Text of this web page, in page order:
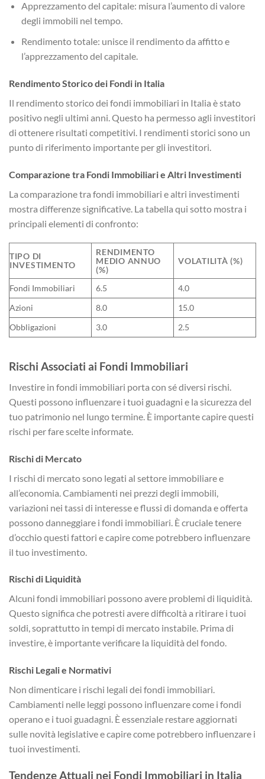
Apprezzamento del capitale: misura l’aumento di valore
degli immobili nel tempo.
Rendimento totale: unisce il rendimento da affitto e
l’apprezzamento del capitale.
Rendimento Storico dei Fondi in Italia
Il rendimento storico dei fondi immobiliari in Italia è stato
positivo negli ultimi anni. Questo ha permesso agli investitori
di ottenere risultati competitivi. I rendimenti storici sono un
punto di riferimento importante per gli investitori.
Comparazione tra Fondi Immobiliari e Altri Investimenti
La comparazione tra fondi immobiliari e altri investimenti
mostra differenze significative. La tabella qui sotto mostra i
principali elementi di confronto:
TIPO DI
INVESTIMENTO
RENDIMENTO
MEDIO ANNUO
(%)
VOLATILITÀ (%)
Fondi Immobiliari 6.5
4.0
Azioni
8.0
15.0
Obbligazioni
3.0 2.5
Rischi Associati ai Fondi Immobiliari
Investire in fondi immobiliari porta con sé diversi rischi.
Questi possono influenzare i tuoi guadagni e la sicurezza del
tuo patrimonio nel lungo termine. È importante capire questi
rischi per fare scelte informate.
Rischi di Mercato
I rischi di mercato sono legati al settore immobiliare e
all’economia. Cambiamenti nei prezzi degli immobili,
variazioni nei tassi di interesse e flussi di domanda e offerta
possono danneggiare i fondi immobiliari. È cruciale tenere
d’occhio questi fattori e capire come potrebbero influenzare
il tuo investimento.
Rischi di Liquidità
Alcuni fondi immobiliari possono avere problemi di liquidità.
Questo significa che potresti avere difficoltà a ritirare i tuoi
soldi, soprattutto in tempi di mercato instabile. Prima di
investire, è importante verificare la liquidità del fondo.
Rischi Legali e Normativi
Non dimenticare i rischi legali dei fondi immobiliari.
Cambiamenti nelle leggi possono influenzare come i fondi
operano e i tuoi guadagni. È essenziale restare aggiornati
sulle novità legislative e capire come potrebbero influenzare i
tuoi investimenti.
Tendenze Attuali nei Fondi Immobiliari in Italia